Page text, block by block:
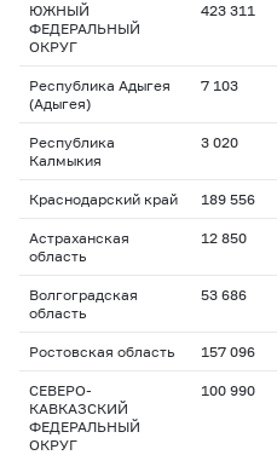
ЮЖНЫЙ
ФЕДЕРАЛЬНЫЙ
ОКРУГ
423 311
Республика Адыгея
(Адыгея)
7 103
Республика
Калмыкия
3 020
Краснодарский край 189 556
Астраханская
область
12 850
Волгоградская
область
53 686
Ростовская область 157 096
СЕВЕРО-
КАВКАЗСКИЙ
ФЕДЕРАЛЬНЫЙ
ОКРУГ
100 990